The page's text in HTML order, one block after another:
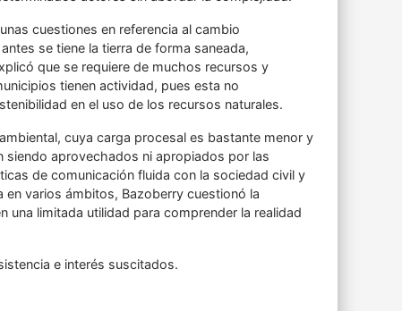
cuestiones en referencia al cambio
se tiene la tierra de forma saneada,
que se requiere de muchos recursos y
tienen actividad, pues esta no
en el uso de los recursos naturales.
cuya carga procesal es bastante menor y
aprovechados ni apropiados por las
de comunicación fluida con la sociedad civil y
en varios ámbitos, Bazoberry cuestionó la
limitada utilidad para comprender la realidad
e interés suscitados.